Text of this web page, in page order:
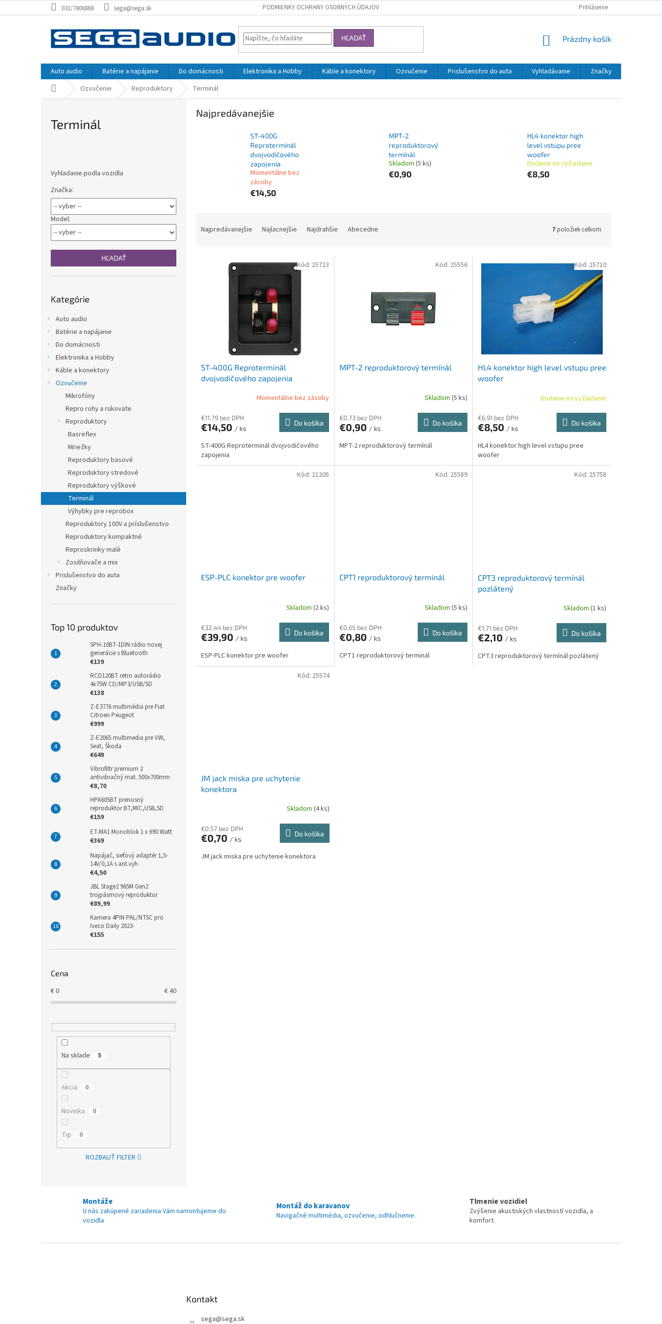
na
031/7806868 sega@sega.sk PODMIENKY OCHRANY OSOBNÝCH ÚDAJOV Prihlásenie
HĽADAŤ
NÁKUPNÝ
Prázdny košík
Auto audio Batérie a napájanie Do domácnosti Elektronika a Hobby Káble a konektory Ozvučenie Prislušenstvo do auta Vyhladávanie
Značky
Domov Ozvučenie Reproduktory Terminál
Terminál
Vyhladanie podla vozidla
Značka:
Model:
HĽADAŤ
kategórie
Kategórie
Auto audio
Batérie a napájanie
Do domácnosti
Elektronika a Hobby
Káble a konektory
Ozvučenie
Mikrofóny
Repro rohy a rukoväte
Reproduktory
Basreflex
Mriežky
Reproduktory basové
Reproduktory stredové
Reproduktory výškové
Terminál
Výhybky pre reprobox
Reproduktory 100V a príslušenstvo
Reproduktory kompaktné
Reproskrinky malé
Zosilňovače a mix
Prislušenstvo do auta
Značky
Top 10 produktov
SPH-10BT-1DIN rádio novej
generácie s Bluetooth
€139
RCD120BT retro autorádio
4x75W CD/MP3/USB/SD
€138
Z-E3776 multimédia pre Fiat
Citroen Peugeot
€999
Z-E2065 multimedia pre VW,
Seat, Škoda
€649
Vibrofiltr premium 2
antivibračný mat. 500x700mm
€8,70
HPA605BT prenosný
reproduktor BT,MIC,USB,SD
€159
ET-MA1 Monoblok 1 x 690 Watt
€369
Napájač, sieťový adaptér 1,5-
14V/0,1A s ant.vyh
€4,50
JBL Stage2 965M Gen2
trojpásmový reproduktor
€89,99
Kamera 4PIN PAL/NTSC pro
Iveco Daily 2023-
€155
Cena
€0 €40
Na sklade 5
Akcia 0
Novinka 0
Tip 0
ROZBALIŤ FILTER
Najpredávanejšie
ST-400G
Reproterminál
dvojvodičového
zapojenia
Momentálne bez
zásoby
€14,50
MPT-2
reproduktorový
termínál
Skladom (5 ks)
€0,90
HL4 konektor high
level vstupu pree
woofer
Dodanie na vyžiadanie
€8,50
Najpredávanejšie Najlacnejšie Najdrahšie Abecedne 7položiek celkom
ST-400G Reproterminál
dvojvodičového zapojenia
Momentálne bez zásoby
€11,79 bez DPH
€14,50 / ks
Do košíka
ST-400G Reproterminál dvojvodičového
zapojenia
Kód: 25723
MPT-2 reproduktorový termínál
Skladom (5 ks)
€0,73 bez DPH
€0,90 / ks
Do košíka
MPT-2 reproduktorový termínál
Kód: 25556
HL4 konektor high level vstupu pree
woofer
Dodanie na vyžiadanie
€6,91 bez DPH
€8,50 / ks
Do košíka
HL4 konektor high level vstupu pree
woofer
Kód: 25710
ESP-PLC konektor pre woofer
Skladom (2 ks)
€32,44 bez DPH
€39,90 / ks
Do košíka
ESP-PLC konektor pre woofer
Kód: 21205
CPT1 reproduktorový terminál
Skladom (5 ks)
€0,65 bez DPH
€0,80 / ks
Do košíka
CPT1 reproduktorový terminál
Kód: 25589
CPT3 reproduktorový termínál
pozlátený
Skladom (1 ks)
€1,71 bez DPH
€2,10 / ks
Do košíka
CPT3 reproduktorový termínál pozlátený
Kód: 25758
JM jack miska pre uchytenie
konektora
Skladom (4 ks)
€0,57 bez DPH
€0,70 / ks
Do košíka
JM jack miska pre uchytenie konektora
Kód: 25574
Montáže
U nás zakúpené zariadenia Vám namontujeme do
vozidla
Montáž do karavanov
Navigačné multimédia, ozvučenie, odhlučnenie.
Tlmenie vozidiel
Zvýšenie akustiských vlastností vozidla, a
komfort.
Kontakt
sega@sega.sk